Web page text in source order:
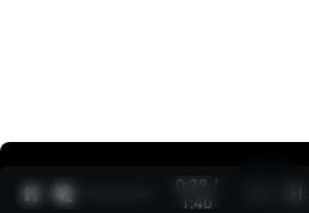
0:30 /
1:40